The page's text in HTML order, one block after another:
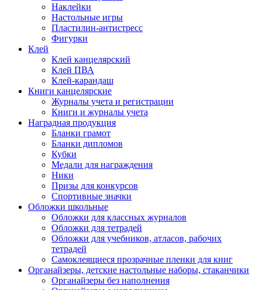
Наклейки
Настольные игры
Пластилин-антистресс
Фигурки
Клей
Клей канцелярский
Клей ПВА
Клей-карандаш
Книги канцелярские
Журналы учета и регистрации
Книги и журналы учета
Наградная продукция
Бланки грамот
Бланки дипломов
Кубки
Медали для награждения
Ники
Призы для конкурсов
Спортивные значки
Обложки школьные
Обложки для классных журналов
Обложки для тетрадей
Обложки для учебников, атласов, рабочих
тетрадей
Самоклеящиеся прозрачные пленки для книг
Органайзеры, детские настольные наборы, стаканчики
Органайзеры без наполнения